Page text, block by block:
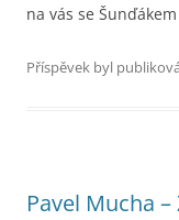
na vás se
Příspěvek byl
Pavel Mucha